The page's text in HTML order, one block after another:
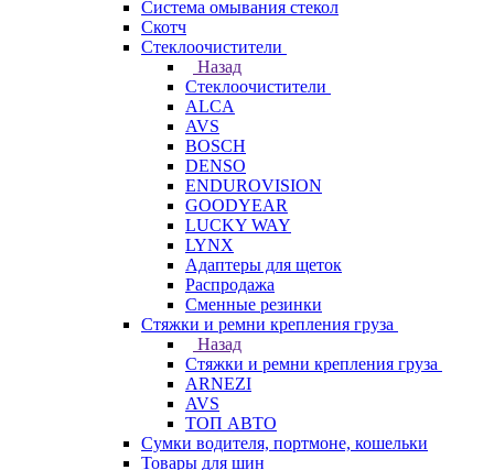
Система омывания стекол
Скотч
Стеклоочистители
Назад
Стеклоочистители
ALCA
AVS
BOSCH
DENSO
ENDUROVISION
GOODYEAR
LUCKY WAY
LYNX
Адаптеры для щеток
Распродажа
Сменные резинки
Стяжки и ремни крепления груза
Назад
Стяжки и ремни крепления груза
ARNEZI
AVS
ТОП АВТО
Сумки водителя, портмоне, кошельки
Товары для шин